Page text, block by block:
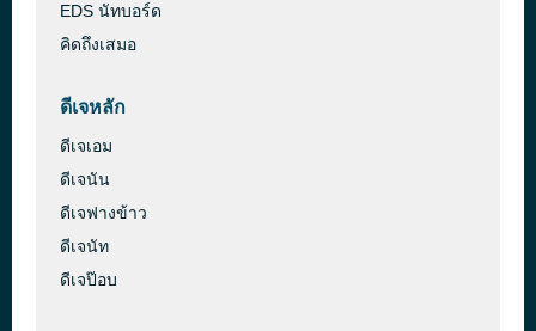
EDS นัทบอร์ด
คิดถึงเสมอ
ดีเจหลัก
ดีเจเอม
ดีเจนัน
ดีเจฟางข้าว
ดีเจนัท
ดีเจป๊อบ